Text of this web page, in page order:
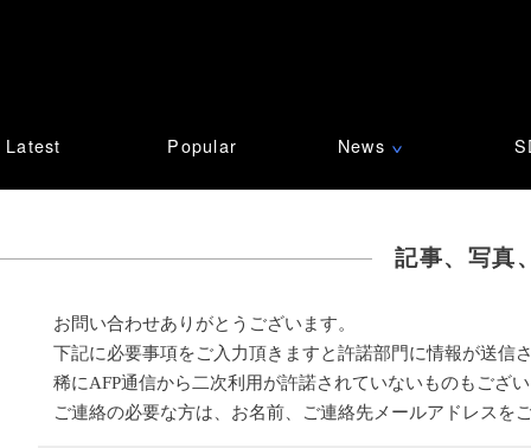
Latest Popular News ∨
記事、写真
お問い合わせありがとうございます。
下記に必要事項をご入力頂きますと許諾部門に情報が送信
稀にAFP通信から二次利用が許諾されていないものもござ
ご連絡の必要な方は、お名前、ご連絡先メールアドレスを